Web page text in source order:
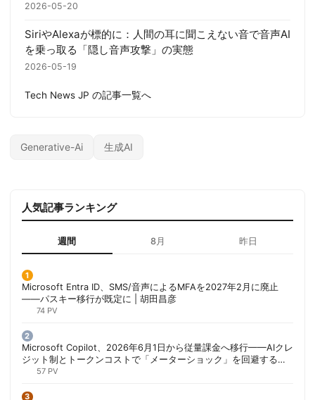
2026-05-20
SiriやAlexaが標的に：人間の耳に聞こえない音で音声AI
を乗っ取る「隠し音声攻撃」の実態
2026-05-19
Tech News JP の記事一覧へ
Generative-Ai 生成AI
人気記事ランキング
週間 8月 昨日
Microsoft Entra ID、SMS/音声によるMFAを2027年2月に廃止
——パスキー移行が既定に | 胡田昌彦
74 PV
Microsoft Copilot、2026年6月1日から従量課金へ移行——AIクレ
ジット制とトークンコストで「メーターショック」を回避する方
法 | 胡田昌彦
57 PV